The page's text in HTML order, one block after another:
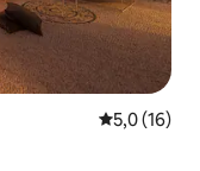
Xếp hạng
5,0 (16)